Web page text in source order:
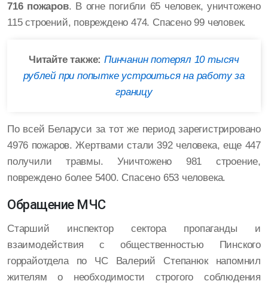
716 пожаров. В огне погибли 65 человек, уничтожено
115 строений, повреждено 474. Спасено 99 человек.
Читайте также: Пинчанин потерял 10 тысяч
рублей при попытке устроиться на работу за
границу
По всей Беларуси за тот же период зарегистрировано
4976 пожаров. Жертвами стали 392 человека, еще 447
получили травмы. Уничтожено 981 строение,
повреждено более 5400. Спасено 653 человека.
Обращение МЧС
Старший инспектор сектора пропаганды и
взаимодействия с общественностью Пинского
горрайотдела по ЧС Валерий Степанюк напомнил
жителям о необходимости строгого соблюдения